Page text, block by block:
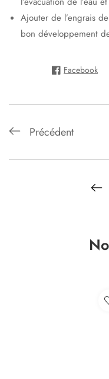
Ajouter de l’engrais
bon développement
Facebook
Précédent